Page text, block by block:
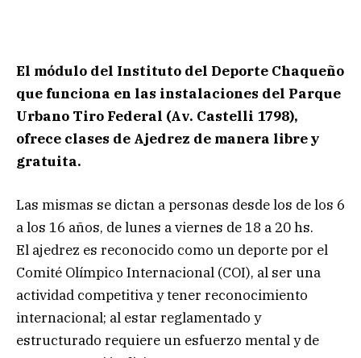
El módulo del Instituto del Deporte Chaqueño
que funciona en las instalaciones del Parque
Urbano Tiro Federal (Av. Castelli 1798),
ofrece clases de Ajedrez de manera libre y
gratuita.
Las mismas se dictan a personas desde los de los 6
a los 16 años, de lunes a viernes de 18 a 20 hs.
El ajedrez es reconocido como un deporte por el
Comité Olímpico Internacional (COI), al ser una
actividad competitiva y tener reconocimiento
internacional; al estar reglamentado y
estructurado requiere un esfuerzo mental y de